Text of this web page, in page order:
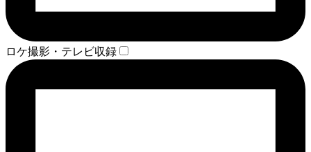
ロケ撮影・テレビ収録